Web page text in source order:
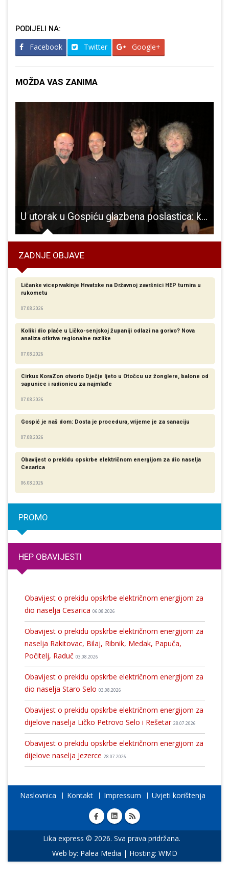
PODIJELI NA:
Facebook Twitter Google+
MOŽDA VAS ZANIMA
U utorak u Gospiću glazbena poslastica: koncert Kvarteta gitara
ZADNJE OBJAVE
Ličanke viceprvakinje Hrvatske na Državnoj završnici HEP turnira u
rukometu
07.08.2026
Koliki dio plaće u Ličko-senjskoj županiji odlazi na gorivo? Nova
analiza otkriva regionalne razlike​
07.08.2026
Cirkus KoraZon otvorio Dječje ljeto u Otočcu uz žonglere, balone od
sapunice i radionicu za najmlađe
07.08.2026
Gospić je naš dom: Dosta je procedura, vrijeme je za sanaciju
07.08.2026
Obavijest o prekidu opskrbe električnom energijom za dio naselja
Cesarica
06.08.2026
PROMO
HEP OBAVIJESTI
Obavijest o prekidu opskrbe električnom energijom za
dio naselja Cesarica 06.08.2026
Obavijest o prekidu opskrbe električnom energijom za
naselja Rakitovac, Bilaj, Ribnik, Medak, Papuča,
Počitelj, Raduč 03.08.2026
Obavijest o prekidu opskrbe električnom energijom za
dio naselja Staro Selo 03.08.2026
Obavijest o prekidu opskrbe električnom energijom za
dijelove naselja Ličko Petrovo Selo i Rešetar 28.07.2026
Obavijest o prekidu opskrbe električnom energijom za
dijelove naselja Jezerce 28.07.2026
Naslovnica Kontakt Impressum Uvjeti korištenja
Lika express © 2026. Sva prava pridržana.
Web by: Palea Media | Hosting: WMD